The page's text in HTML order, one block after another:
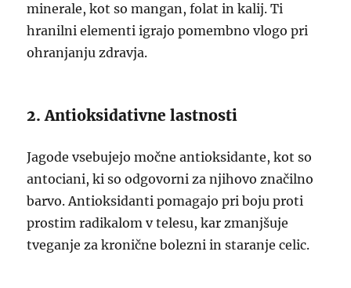
minerale, kot so mangan, folat in kalij. Ti
hranilni elementi igrajo pomembno vlogo pri
ohranjanju zdravja.
2. Antioksidativne lastnosti
Jagode vsebujejo močne antioksidante, kot so
antociani, ki so odgovorni za njihovo značilno
barvo. Antioksidanti pomagajo pri boju proti
prostim radikalom v telesu, kar zmanjšuje
tveganje za kronične bolezni in staranje celic.